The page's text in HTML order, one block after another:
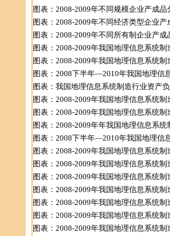
图表：2008-2009年不同规模企业产成品
图表：2008-2009年不同经济类型企业产
图表：2008-2009年不同所有制企业产成
图表：2008-2009年我国地理信息系统
图表：2008-2009年我国地理信息系统
图表：2008下半年—2010年我国地理信
图表：我国地理信息系统制造行业资产
图表：2008-2009年我国地理信息系统
图表：2008-2009年我国地理信息系统
图表：2008-2009年年我国地理信息系
图表：2008下半年—2010年我国地理信
图表：2008-2009年我国地理信息系统
图表：2008-2009年我国地理信息系统
图表：2008-2009年我国地理信息系统
图表：2008-2009年我国地理信息系统
图表：2008-2009年我国地理信息系统
图表：2008-2009年我国地理信息系统
图表：2008-2009年我国地理信息系统